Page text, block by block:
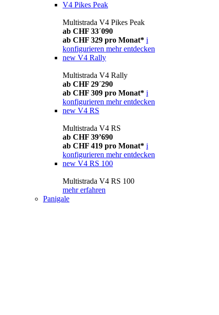
V4 Pikes Peak
Multistrada V4 Pikes Peak
ab CHF 33´090
ab CHF 329 pro Monat* i
konfigurieren mehr entdecken
new V4 Rally
Multistrada V4 Rally
ab CHF 29´290
ab CHF 309 pro Monat* i
konfigurieren mehr entdecken
new V4 RS
Multistrada V4 RS
ab CHF 39’690
ab CHF 419 pro Monat* i
konfigurieren mehr entdecken
new V4 RS 100
Multistrada V4 RS 100
mehr erfahren
Panigale